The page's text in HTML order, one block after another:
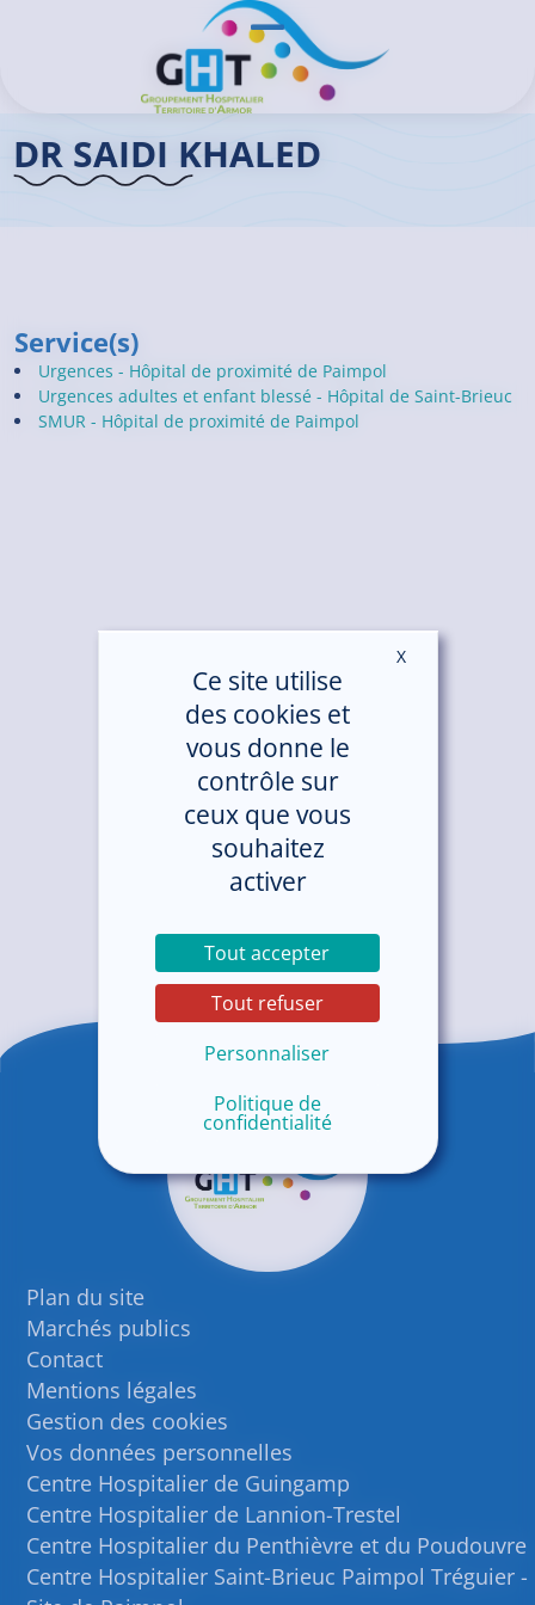
Ouvrir/Fermer le menu
>Dr SAIDI Khaled
DR SAIDI KHALED
Service(s)
Urgences - Hôpital de proximité de Paimpol
Urgences adultes et enfant blessé - Hôpital de Saint-Brieuc
SMUR - Hôpital de proximité de Paimpol
Plan du site
Marchés publics
Contact
Mentions légales
Gestion des cookies
Vos données personnelles
Centre Hospitalier de Guingamp
Centre Hospitalier de Lannion-Trestel
Centre Hospitalier du Penthièvre et du Poudouvre
Centre Hospitalier Saint-Brieuc Paimpol Tréguier -
Panneau de gestion des cookies
Ce site utilise
des cookies et
vous donne le
contrôle sur
ceux que vous
souhaitez
activer
Tout accepter
Tout refuser
Personnaliser
Politique de
confidentialité
XMasquer le